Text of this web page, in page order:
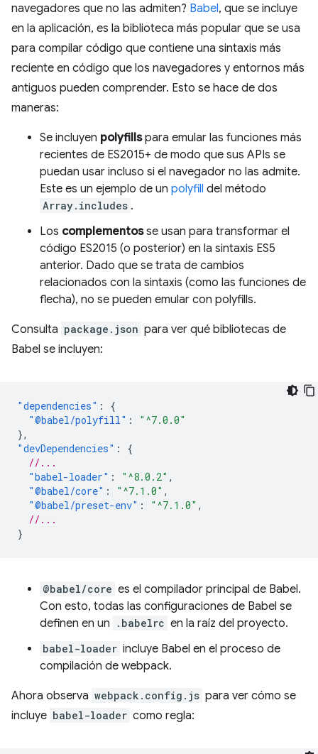
navegadores que no las admiten? Babel, que se incluye
en la aplicación, es la biblioteca más popular que se usa
para compilar código que contiene una sintaxis más
reciente en código que los navegadores y entornos más
antiguos pueden comprender. Esto se hace de dos
maneras:
Se incluyen polyfillspara emular las funciones más
recientes de ES2015+ de modo que sus APIs se
puedan usar incluso si el navegador no las admite.
Este es un ejemplo de un polyfill del método
Array.includes .
Los complementosse usan para transformar el
código ES2015 (o posterior) en la sintaxis ES5
anterior. Dado que se trata de cambios
relacionados con la sintaxis (como las funciones de
flecha), no se pueden emular con polyfills.
Consulta package.json para ver qué bibliotecas de
Babel se incluyen:
"dependencies" :
{
"@babel/polyfill" :
"^7.0.0"
},
"devDependencies" :
{
//...
"babel-loader" : "^8.0.2" ,
"@babel/core" : "^7.1.0" ,
"@babel/preset-env" : "^7.1.0" ,
//...
}
@babel/core es el compilador principal de Babel.
Con esto, todas las configuraciones de Babel se
definen en un
.babelrc en la raíz del proyecto.
babel-loader incluye Babel en el proceso de
compilación de webpack.
Ahora observa webpack.config.js para ver cómo se
incluye babel-loader como regla: